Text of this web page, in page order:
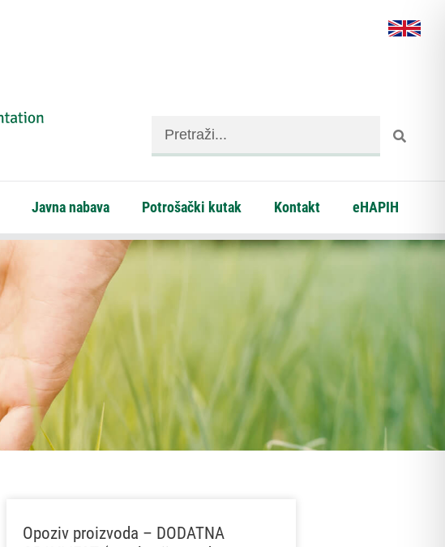
Javna nabava Potrošački kutak Kontakt eHAPIH
Opoziv proizvoda – DODATNA